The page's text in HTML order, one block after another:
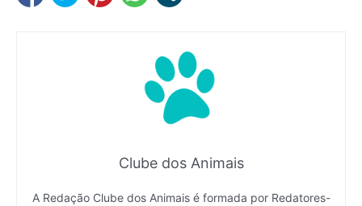
Clube dos Animais
A Redação Clube dos Animais é formada por Redatores-